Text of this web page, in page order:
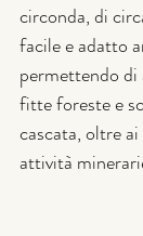
circonda, di
facile e adatto
permettendo
fitte foreste e
cascata, oltre
attività